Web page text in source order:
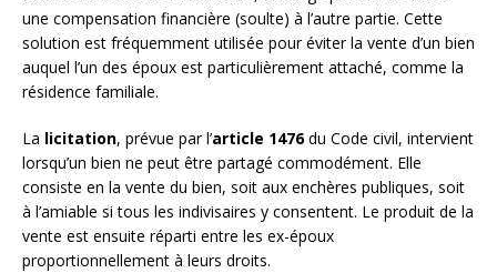
une compensation financière (soulte) à l’autre partie. Cette
solution est fréquemment utilisée pour éviter la vente d’un bien
auquel l’un des époux est particulièrement attaché, comme la
résidence familiale.
La licitation, prévue par l’article 1476du Code civil, intervient
lorsqu’un bien ne peut être partagé commodément. Elle
consiste en la vente du bien, soit aux enchères publiques, soit
à l’amiable si tous les indivisaires y consentent. Le produit de la
vente est ensuite réparti entre les ex-époux
proportionnellement à leurs droits.